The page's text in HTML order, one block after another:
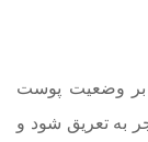
بر وضعیت پوست
به تعریق شود و